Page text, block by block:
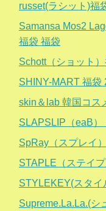
russet(ラシット)福
Samansa Mos2
福袋 福袋
Schott（ショット
SHINY-MART 福袋
skin＆lab 韓国コス
SLAPSLIP（eaB）
SpRay（スプレイ
STAPLE（ステイ
STYLEKEY(スタイ
Supreme.La.La.(シ